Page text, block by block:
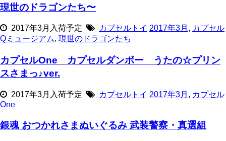
現世のドラゴンたち〜
カプセルトイ 2017年3月 , カプセル
Qミュージアム, 現世のドラゴンたち
カプセルOne カプセルダンボー うたの☆プリン
スさまっ♪ver.
カプセルトイ 2017年3月 , カプセル
One
銀魂 おつかれさまぬいぐるみ 武装警察・真選組